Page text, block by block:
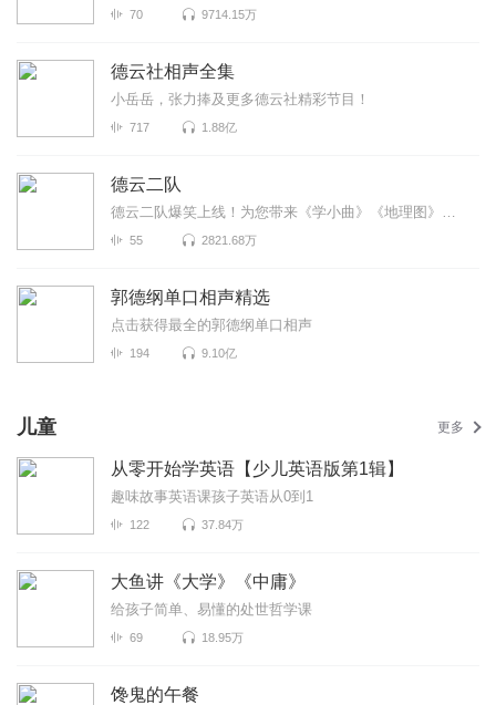
70 9714.15万
德云社相声全集
小岳岳，张力捧及更多德云社精彩节目！
717 1.88亿
德云二队
德云二队爆笑上线！为您带来《学小曲》《地理图》《歌曲漫谈》等高能相声！各种爆笑包袱等你解锁！一次...
55 2821.68万
郭德纲单口相声精选
点击获得最全的郭德纲单口相声
194 9.10亿
儿童 更多
从零开始学英语【少儿英语版第1辑】
趣味故事英语课孩子英语从0到1
122 37.84万
大鱼讲《大学》《中庸》
给孩子简单、易懂的处世哲学课
69 18.95万
馋鬼的午餐